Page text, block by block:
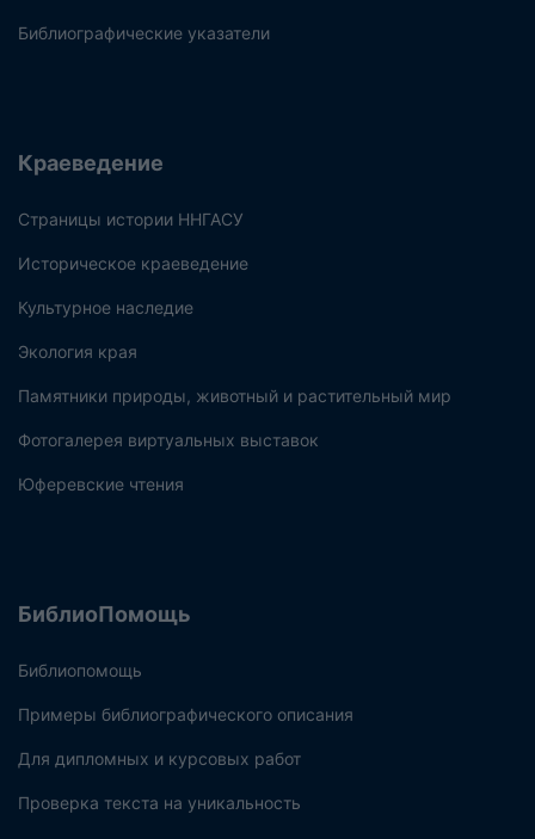
Библиографические указатели
Краеведение
Страницы истории ННГАСУ
Историческое краеведение
Культурное наследие
Экология края
Памятники природы, животный и растительный мир
Фотогалерея виртуальных выставок
Юферевские чтения
БиблиоПомощь
Библиопомощь
Примеры библиографического описания
Для дипломных и курсовых работ
Проверка текста на уникальность